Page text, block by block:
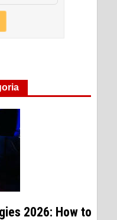
2026: How to